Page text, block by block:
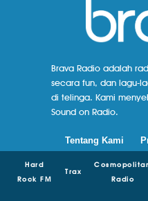
Brava Radio adalah
secara fun, dan lagu-
di telinga. Kami
Sound on Radio.
Tentang Kami
Hard
Rock FM
Trax
Radio